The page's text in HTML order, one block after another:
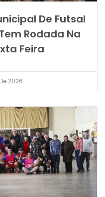
De Futsal
Rodada Na
Feira
2026